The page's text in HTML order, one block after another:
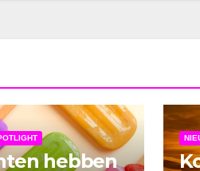
hebben